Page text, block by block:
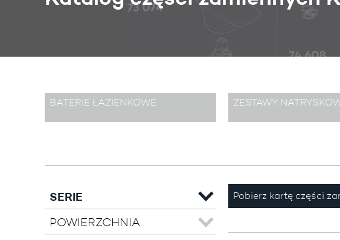
BATERIE ŁAZIENKOWE ZESTAWY
SERIE
POWIERZCHNIA
Pobierz kartę części